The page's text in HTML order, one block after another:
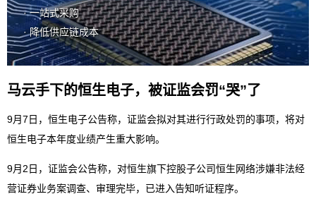
· 一站式采购
· 降低供应链成本
马云手下的恒生电子，被证监会罚“哭”了
9月7日，恒生电子公告称，证监会拟对其进行行政处罚的事项，将对
恒生电子本年度业绩产生重大影响。
9月2日，证监会公告称，对恒生旗下控股子公司恒生网络涉嫌非法经
营证券业务案调查、审理完毕，已进入告知听证程序。